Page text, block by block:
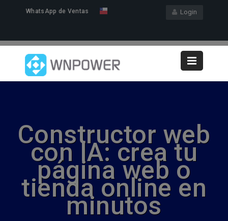
Login
WhatsApp de Ventas
Constructor web
con IA: crea tu
página web o
tienda online en
minutos